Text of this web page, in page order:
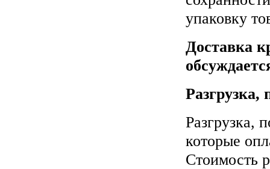
упаковку
Доставка
Разгрузка,
Разгрузка,
которые
Стоимость